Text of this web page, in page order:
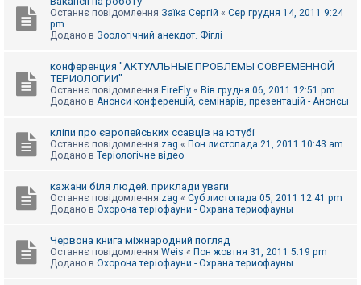
Останнє повідомлення Заїка Сергій « Сер грудня 14, 2011 9:24
pm
Додано в Зоологічний анекдот. Фіглі
конференция "АКТУАЛЬНЫЕ ПРОБЛЕМЫ СОВРЕМЕННОЙ
ТЕРИОЛОГИИ"
Останнє повідомлення FireFly « Вів грудня 06, 2011 12:51 pm
Додано в Анонси конференцій, семінарів, презентацій - Анонсы
кліпи про європейських ссавців на ютубі
Останнє повідомлення zag « Пон листопада 21, 2011 10:43 am
Додано в Теріологічне відео
кажани біля людей. приклади уваги
Останнє повідомлення zag « Суб листопада 05, 2011 12:41 pm
Додано в Охорона теріофауни - Охрана териофауны
Червона книга міжнародний погляд
Останнє повідомлення Weis « Пон жовтня 31, 2011 5:19 pm
Додано в Охорона теріофауни - Охрана териофауны